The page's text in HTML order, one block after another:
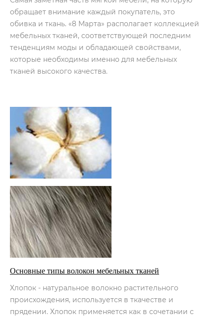
обращает внимание каждый покупатель, это
обивка и ткань. «8 Марта» располагает коллекцией
мебельных тканей, соответствующей последним
тенденциям моды и обладающей свойствами,
которые необходимы именно для мебельных
тканей высокого качества.
Основные типы волокон мебельных тканей
Хлопок - натуральное волокно растительного
происхождения, используется в ткачестве и
прядении. Хлопок применяется как в сочетании с